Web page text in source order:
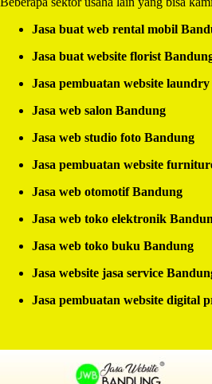
Jasa buat web rental mobil
Jasa buat website florist
Jasa pembuatan website
Jasa web salon Bandung
Jasa web studio foto Bandung
Jasa pembuatan website
Jasa web otomotif Bandung
Jasa web toko elektronik
Jasa web toko buku Bandung
Jasa website jasa service
Jasa pembuatan website digital